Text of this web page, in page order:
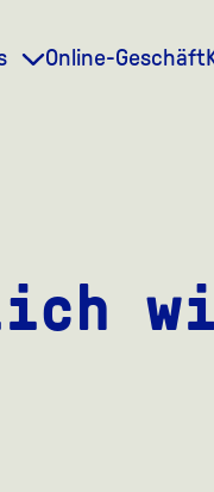
Online-Geschäft